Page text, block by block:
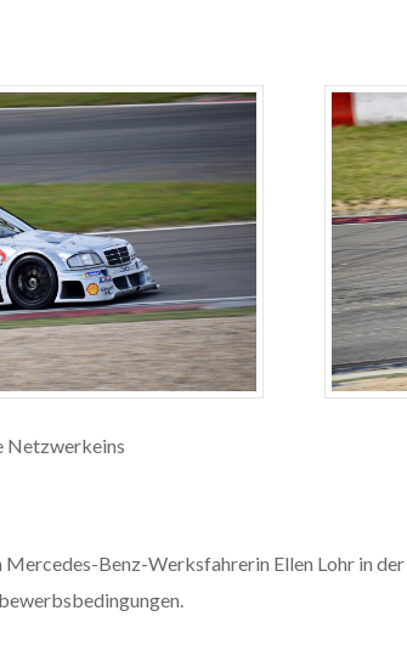
Netzwerkeins
Mercedes-Benz-Werksfahrerin Ellen Lohr in